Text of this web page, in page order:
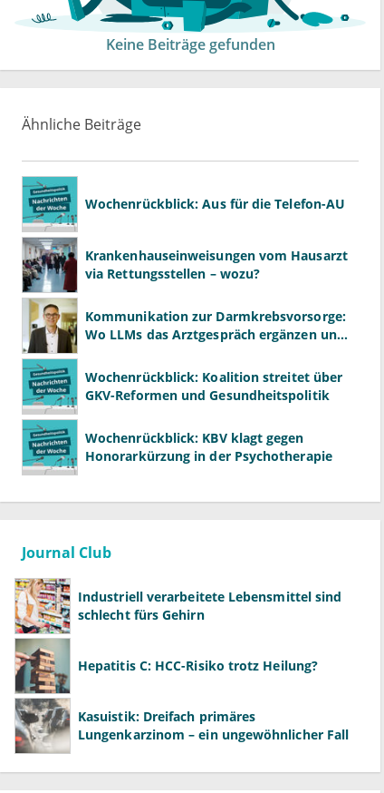
Keine Beiträge gefunden
Ähnliche Beiträge
Wochenrückblick: Aus für die Telefon-AU
Krankenhauseinweisungen vom Hausarzt
via Rettungsstellen – wozu?
Kommunikation zur Darmkrebsvorsorge:
Wo LLMs das Arztgespräch ergänzen und
Wochenrückblick: Koalition streitet über
GKV-Reformen und Gesundheitspolitik
Wochenrückblick: KBV klagt gegen
Honorarkürzung in der Psychotherapie
Journal Club
Industriell verarbeitete Lebensmittel sind
schlecht fürs Gehirn
Hepatitis C: HCC-Risiko trotz Heilung?
Kasuistik: Dreifach primäres
Lungenkarzinom – ein ungewöhnlicher Fall